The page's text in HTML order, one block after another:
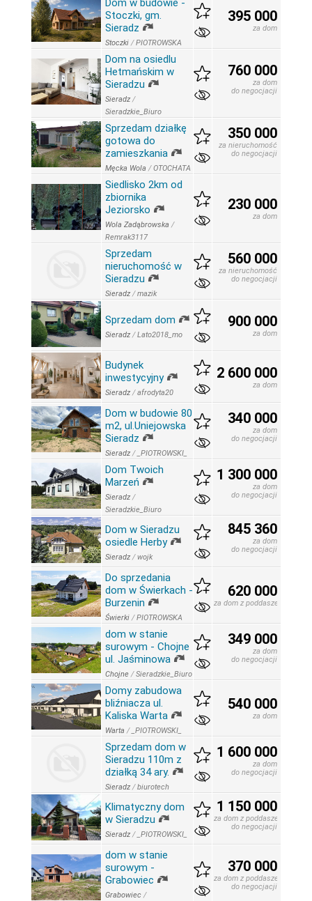
Dom w budowie -
Stoczki, gm.
Sieradz
Stoczki /PIOTROWSKA
395 000
za dom
Dom na osiedlu
Hetmańskim w
Sieradzu
Sieradz /
Sieradzkie_Biuro
760 000
za dom
do negocjacji
Sprzedam działkę
gotowa do
zamieszkania
Męcka Wola /OTOCHATA
350 000
za nieruchomość
do negocjacji
Siedlisko 2km od
zbiornika
Jeziorsko
Wola Zadąbrowska /
Remrak3117
230 000
za dom
Sprzedam
nieruchomość w
Sieradzu
Sieradz /mazik
560 000
za nieruchomość
do negocjacji
Sprzedam dom
Sieradz /Lato2018_mo
900 000
za dom
Budynek
inwestycyjny
Sieradz /afrodyta20
2 600 000
za dom
Dom w budowie 80
m2, ul.Uniejowska
Sieradz
Sieradz / _PIOTROWSKI_
340 000
za dom
do negocjacji
Dom Twoich
Marzeń
Sieradz /
Sieradzkie_Biuro
1 300 000
za dom
do negocjacji
Dom w Sieradzu
osiedle Herby
Sieradz /wojk
845 360
za dom
do negocjacji
Do sprzedania
dom w Świerkach -
Burzenin
Świerki /PIOTROWSKA
620 000
za dom z poddaszem
dom w stanie
surowym - Chojne
ul. Jaśminowa
Chojne /Sieradzkie_Biuro
349 000
za dom
do negocjacji
Domy zabudowa
bliźniacza ul.
Kaliska Warta
Warta / _PIOTROWSKI_
540 000
za dom
Sprzedam dom w
Sieradzu 110m z
działką 34 ary.
Sieradz /biurotech
1 600 000
za dom
do negocjacji
Klimatyczny dom
w Sieradzu
Sieradz / _PIOTROWSKI_
1 150 000
za dom z poddaszem
do negocjacji
dom w stanie
surowym -
Grabowiec
Grabowiec /
370 000
za dom z poddaszem
do negocjacji